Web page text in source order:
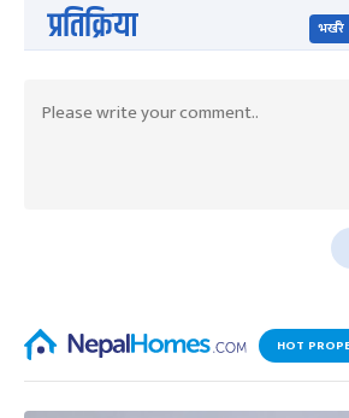
प्रतिक्रिया भर्खरै
HOT